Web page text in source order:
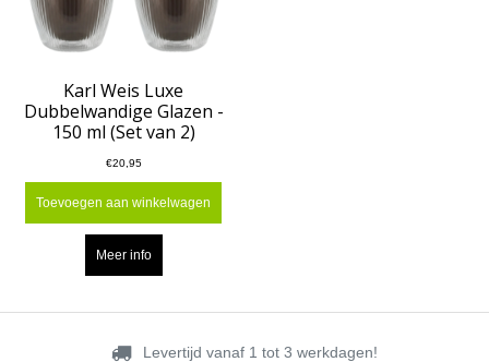
Karl Weis Luxe
Dubbelwandige Glazen -
150 ml (Set van 2)
€20,95
Toevoegen aan winkelwagen
Meer info
Levertijd vanaf 1 tot 3 werkdagen!